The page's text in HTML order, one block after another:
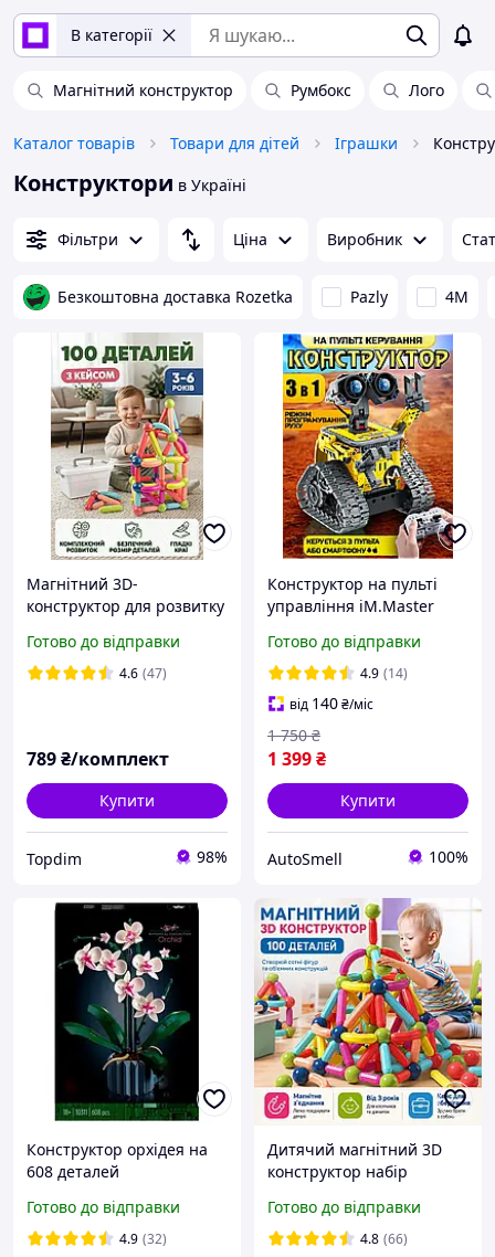
В категорії
Магнітний конструктор Румбокс Лого
Каталог товарів Товари для дітей Іграшки
Конструктори в Україні
Фільтри Ціна Виробник
Безкоштовна доставка Rozetka Pazly 4M
Магнітний 3D-
конструктор для розвитку
Magnetic Sticks зі 100
кольорових деталей)
Готово до відправки
4.6 (47)
789₴/комплект
Купити
Topdim 98%
Конструктор на пульті
управління iM.Master
сумісний LEGO
Готово до відправки
4.9 (14)
від 140₴/міс
1 399₴
1 750 ₴
Купити
AutoSmell 100%
Конструктор орхідея на
608 деталей
сумісний з LEGO
подарунок для дітей та
Готово до відправки
4.9 (32)
Дитячий магнітний 3D
конструктор набір
творчості (100 шт.)
Готово до відправки
4.8 (66)